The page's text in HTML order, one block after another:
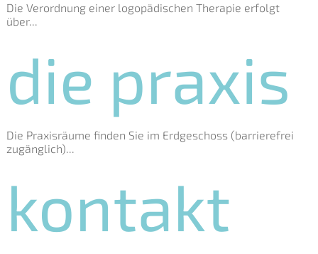
Die Verordnung einer logopädischen Therapie erfolgt
über...
die praxis
Die Praxisräume finden Sie im Erdgeschoss (barrierefrei
zugänglich)...
kontakt